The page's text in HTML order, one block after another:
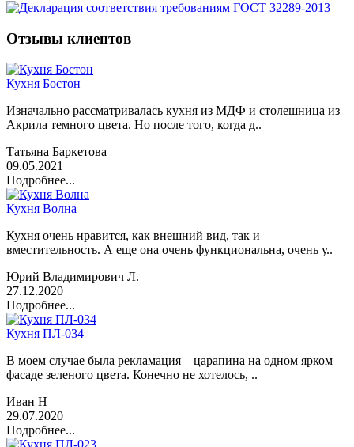
Отзывы клиентов
Кухня Бостон
Изначально рассматривалась кухня из МДФ и столешница из
Акрила темного цвета. Но после того, когда д..
Татьяна Баркетова
09.05.2021
Подробнее...
Кухня Волна
Кухня очень нравится, как внешний вид, так и
вместительность. А еще она очень функциональна, очень у..
Юрий Владимирович Л.
27.12.2020
Подробнее...
Кухня ПЛ-034
В моем случае была рекламация – царапина на одном ярком
фасаде зеленого цвета. Конечно не хотелось, ..
Иван Н
29.07.2020
Подробнее...